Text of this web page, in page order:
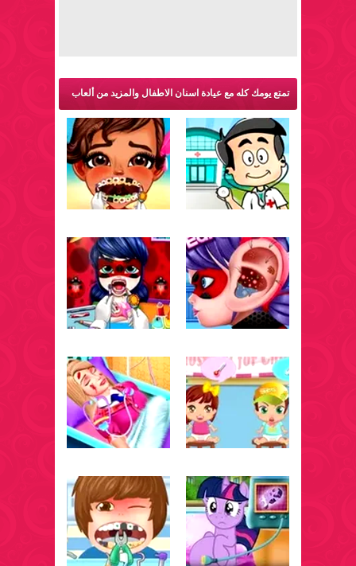
تمتع يومك كله مع عيادة اسنان الاطفال والمزيد من ألعاب
طبيب: